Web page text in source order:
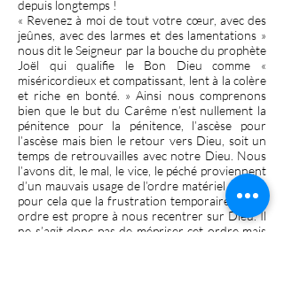
depuis longtemps !
« Revenez à moi de tout votre cœur, avec des
jeûnes, avec des larmes et des lamentations »
nous dit le Seigneur par la bouche du prophète
Joël qui qualifie le Bon Dieu comme «
miséricordieux et compatissant, lent à la colère
et riche en bonté. » Ainsi nous comprenons
bien que le but du Carême n’est nullement la
pénitence pour la pénitence, l’ascèse pour
l’ascèse mais bien le retour vers Dieu, soit un
temps de retrouvailles avec notre Dieu. Nous
l’avons dit, le mal, le vice, le péché proviennent
d’un mauvais usage de l’ordre matériel et c’est
pour cela que la frustration temporaire de cet
ordre est propre à nous recentrer sur Dieu. Il
ne s’agit donc pas de mépriser cet ordre mais